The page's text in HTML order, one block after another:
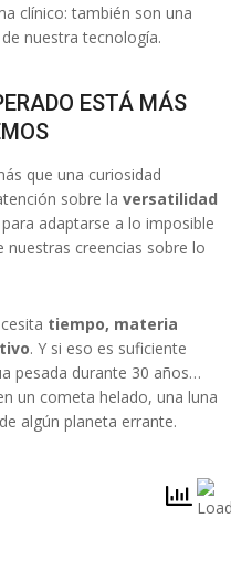
clínico: también son una
nuestra tecnología.
ESTÁ MÁS
que una curiosidad
sobre la versatilidad
adaptarse a lo imposible
nuestras creencias sobre lo
tiempo, materia
. Y si eso es suficiente
pesada durante 30 años…
un cometa helado, una luna
algún planeta errante.